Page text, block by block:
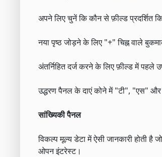
अपने लिए चुनें कि कौन से फ़ील्ड प्रदर्शित
नया पृष्ठ जोड़ने के लिए "+" चिह्न वाले
अंतर्निहित दर्ज करने के लिए फ़ील्ड में पहले
उद्धरण पैनल के दाएं कोने में "टी", "एस"
सांख्यिकी पैनल
विकल्प मूल्य डेटा में ऐसी जानकारी होती
ओपन इंटरेस्ट।